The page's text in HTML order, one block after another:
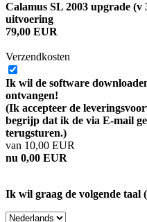
Calamus SL 2003 upgrade (v
uitvoering
79,00 EUR
Verzendkosten
Ik wil de software
ontvangen!
(Ik accepteer de
begrijp dat ik de via E-mail
terugsturen.)
van 10,00 EUR
nu 0,00 EUR
Ik wil graag de volgende taal